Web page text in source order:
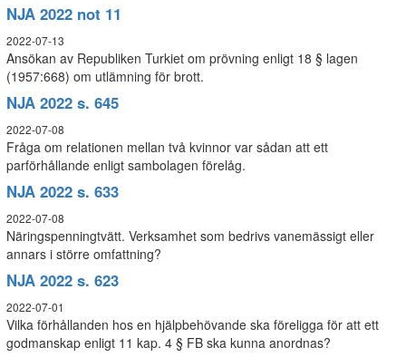
NJA 2022 not 11
2022-07-13
Ansökan av Republiken Turkiet om prövning enligt 18 § lagen
(1957:668) om utlämning för brott.
NJA 2022 s. 645
2022-07-08
Fråga om relationen mellan två kvinnor var sådan att ett
parförhållande enligt sambolagen förelåg.
NJA 2022 s. 633
2022-07-08
Näringspenningtvätt. Verksamhet som bedrivs vanemässigt eller
annars i större omfattning?
NJA 2022 s. 623
2022-07-01
Vilka förhållanden hos en hjälpbehövande ska föreligga för att ett
godmanskap enligt 11 kap. 4 § FB ska kunna anordnas?